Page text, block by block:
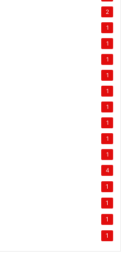
2
1
1
1
1
1
1
1
1
1
4
1
1
1
1